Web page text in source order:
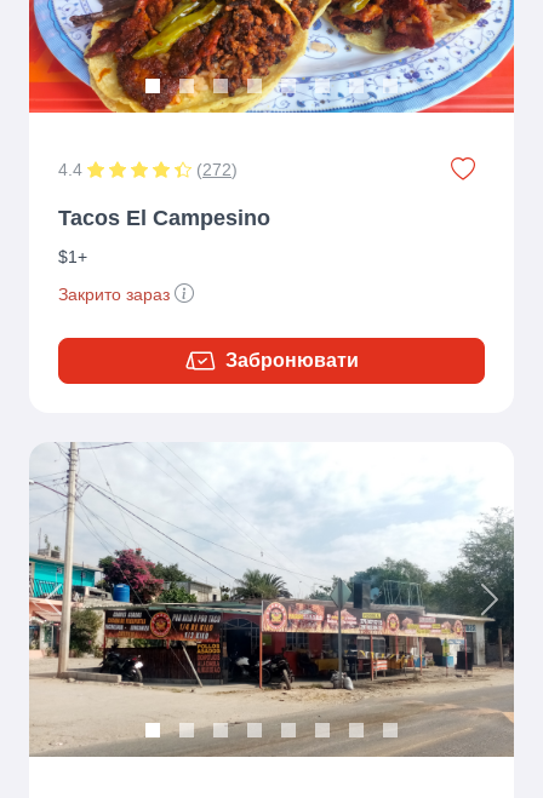
4.4 (272)
Tacos El Campesino
$1+
Закрито зараз
Забронювати
Previous Next